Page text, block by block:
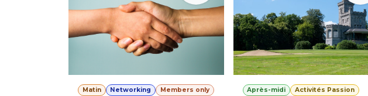
Matin Networking Members only Après-midi
Activités Passion